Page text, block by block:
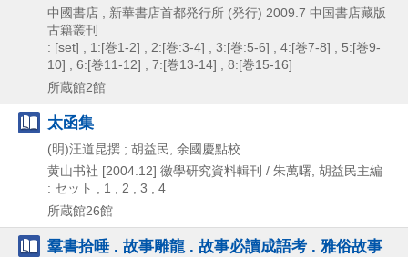
中國書店 , 新華書店首都発行所 (発行) 2009.7 中国書店藏版
古籍叢刊
: [set] , 1:[巻1-2] , 2:[巻:3-4] , 3:[巻:5-6] , 4:[巻7-8] , 5:[巻9-
10] , 6:[巻11-12] , 7:[巻13-14] , 8:[巻15-16]
所蔵館2館
太函集
(明)汪道昆撰 ; 胡益民, 余國慶點校
黄山书社 [2004.12] 徽學研究資料輯刊 / 朱萬曙, 胡益民主編
: セット , 1 , 2 , 3 , 4
所蔵館26館
羣書拾唾 . 故事雕龍 . 故事必讀成語考 . 雅俗故事